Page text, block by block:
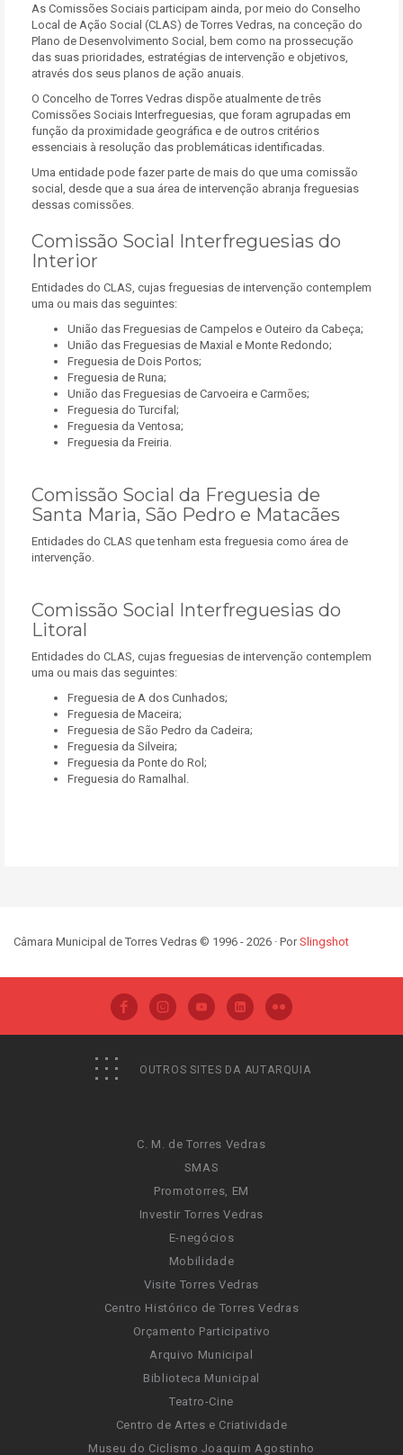
As Comissões Sociais participam ainda, por meio do Conselho
Local de Ação Social (CLAS) de Torres Vedras, na conceção do
Plano de Desenvolvimento Social, bem como na prossecução
das suas prioridades, estratégias de intervenção e objetivos,
através dos seus planos de ação anuais.
O Concelho de Torres Vedras dispõe atualmente de três
Comissões Sociais Interfreguesias, que foram agrupadas em
função da proximidade geográfica e de outros critérios
essenciais à resolução das problemáticas identificadas.
Uma entidade pode fazer parte de mais do que uma comissão
social, desde que a sua área de intervenção abranja freguesias
dessas comissões.
Comissão Social Interfreguesias do
Interior
Entidades do CLAS, cujas freguesias de intervenção contemplem
uma ou mais das seguintes:
União das Freguesias de Campelos e Outeiro da Cabeça;
União das Freguesias de Maxial e Monte Redondo;
Freguesia de Dois Portos;
Freguesia de Runa;
União das Freguesias de Carvoeira e Carmões;
Freguesia do Turcifal;
Freguesia da Ventosa;
Freguesia da Freiria.
Comissão Social da Freguesia de
Santa Maria, São Pedro e Matacães
Entidades do CLAS que tenham esta freguesia como área de
intervenção.
Comissão Social Interfreguesias do
Litoral
Entidades do CLAS, cujas freguesias de intervenção contemplem
uma ou mais das seguintes:
Freguesia de A dos Cunhados;
Freguesia de Maceira;
Freguesia de São Pedro da Cadeira;
Freguesia da Silveira;
Freguesia da Ponte do Rol;
Freguesia do Ramalhal.
Câmara Municipal de Torres Vedras © 1996 - 2026 · PorSlingshot
OUTROS SITES DA AUTARQUIA
C. M. de Torres Vedras
SMAS
Promotorres, EM
Investir Torres Vedras
E-negócios
Mobilidade
Visite Torres Vedras
Centro Histórico de Torres Vedras
Orçamento Participativo
Arquivo Municipal
Biblioteca Municipal
Teatro-Cine
Centro de Artes e Criatividade
Museu do Ciclismo Joaquim Agostinho